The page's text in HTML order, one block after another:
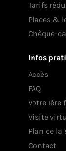
Tarifs
Places &
Chèque-
Infos
Accès
FAQ
Votre 1ère
Visite
Plan de la
Contact